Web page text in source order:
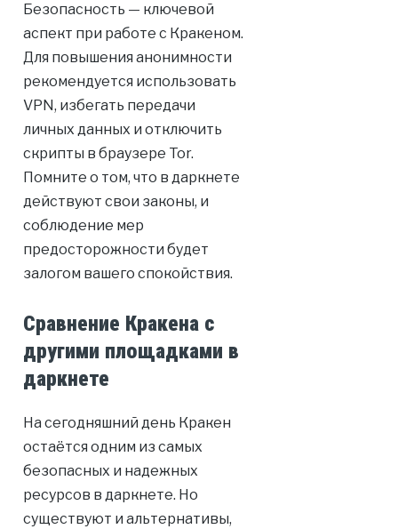
Безопасность — ключевой
аспект при работе с Кракеном.
Для повышения анонимности
рекомендуется использовать
VPN, избегать передачи
личных данных и отключить
скрипты в браузере Tor.
Помните о том, что в даркнете
действуют свои законы, и
соблюдение мер
предосторожности будет
залогом вашего спокойствия.
Сравнение Кракена с
другими площадками в
даркнете
На сегодняшний день Кракен
остаётся одним из самых
безопасных и надежных
ресурсов в даркнете. Но
существуют и альтернативы,